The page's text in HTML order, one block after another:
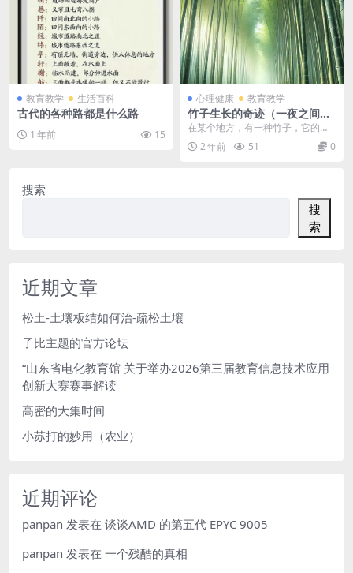
教育教学 生活百科
古代的各种路都是什么路
1 年前 15
心理健康 教育教学
竹子生长的奇迹（一夜之间几
十米）
在某个地方，有一种竹子，它的生
长方式与其他植物大相径庭。在种
下竹子种子后的前几年...
2 年前 51 0
搜索
搜
索
近期文章
松土-土壤板结如何治-疏松土壤
子比主题的官方论坛
“山东省电化教育馆 关于举办2026第三届教育信息技术应用
创新大赛赛事解读
高密的大集时间
小苏打的妙用（农业）
近期评论
panpan 发表在 谈谈AMD 的第五代 EPYC 9005
panpan 发表在 一个残酷的真相